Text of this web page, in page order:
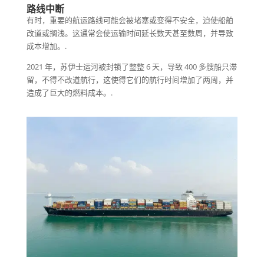
路线中断
有时，重要的航运路线可能会被堵塞或变得不安全，迫使船舶
改道或搁浅。这通常会使运输时间延长数天甚至数周，并导致
成本增加。.
2021 年，苏伊士运河被封锁了整整 6 天，导致 400 多艘船只滞
留，不得不改道航行，这使得它们的航行时间增加了两周，并
造成了巨大的燃料成本。.